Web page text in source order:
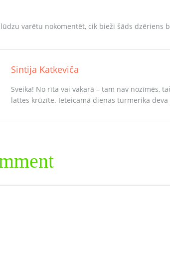
lūdzu varētu nokomentēt, cik bieži šāds dzēriens
Sintija Katkeviča
Sveika! No rīta vai vakarā – tam nav nozīmēs,
lattes krūzīte. Ieteicamā dienas turmerika